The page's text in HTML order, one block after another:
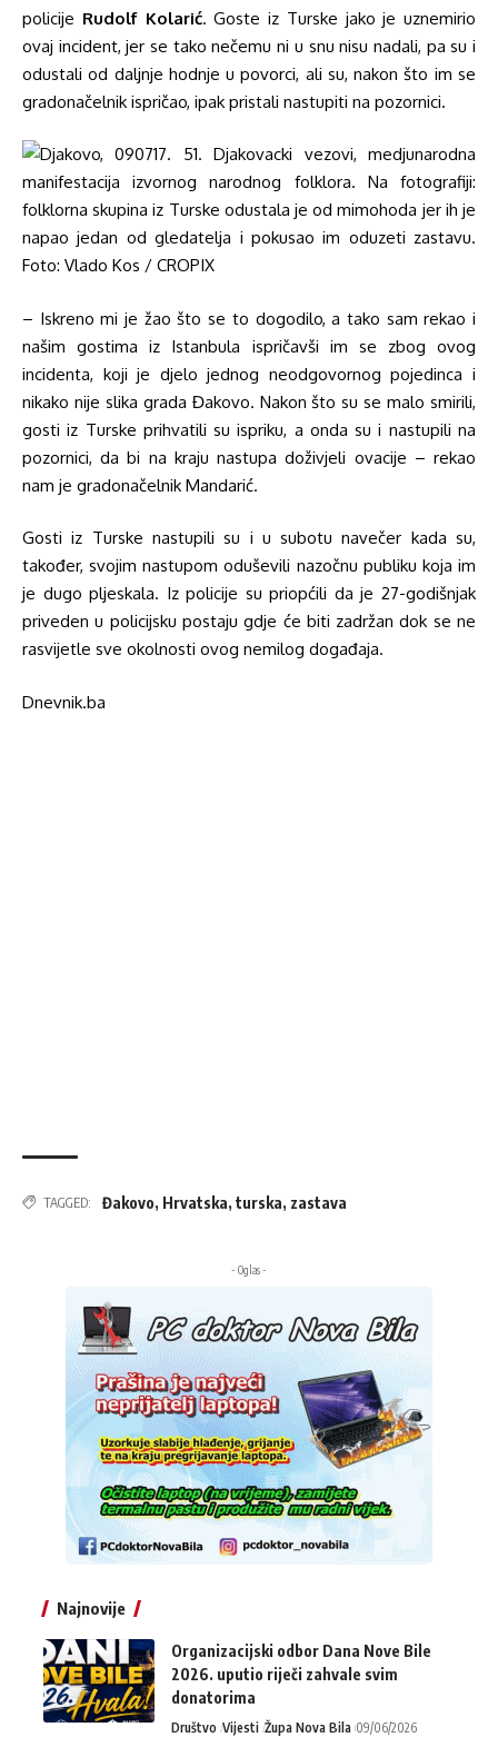
policije Rudolf Kolarić. Goste iz Turske jako je uznemirio
ovaj incident, jer se tako nečemu ni u snu nisu nadali, pa su i
odustali od daljnje hodnje u povorci, ali su, nakon što im se
gradonačelnik ispričao, ipak pristali nastupiti na pozornici.
– Iskreno mi je žao što se to dogodilo, a tako sam rekao i
našim gostima iz Istanbula ispričavši im se zbog ovog
incidenta, koji je djelo jednog neodgovornog pojedinca i
nikako nije slika grada Đakovo. Nakon što su se malo smirili,
gosti iz Turske prihvatili su ispriku, a onda su i nastupili na
pozornici, da bi na kraju nastupa doživjeli ovacije – rekao
nam je gradonačelnik Mandarić.
Gosti iz Turske nastupili su i u subotu navečer kada su,
također, svojim nastupom oduševili nazočnu publiku koja im
je dugo pljeskala. Iz policije su priopćili da je 27-godišnjak
priveden u policijsku postaju gdje će biti zadržan dok se ne
rasvijetle sve okolnosti ovog nemilog događaja.
Dnevnik.ba
TAGGED: Đakovo, Hrvatska, turska, zastava
- Oglas -
Najnovije
Organizacijski odbor Dana Nove Bile
2026. uputio riječi zahvale svim
donatorima
Društvo Vijesti Župa Nova Bila 09/06/2026